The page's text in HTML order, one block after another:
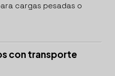
cargas pesadas o
con transporte